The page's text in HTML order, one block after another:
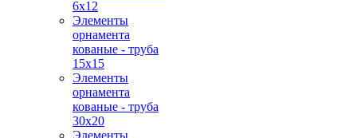
6х12
Элементы
орнамента
кованые - труба
15х15
Элементы
орнамента
кованые - труба
30х20
Элементы